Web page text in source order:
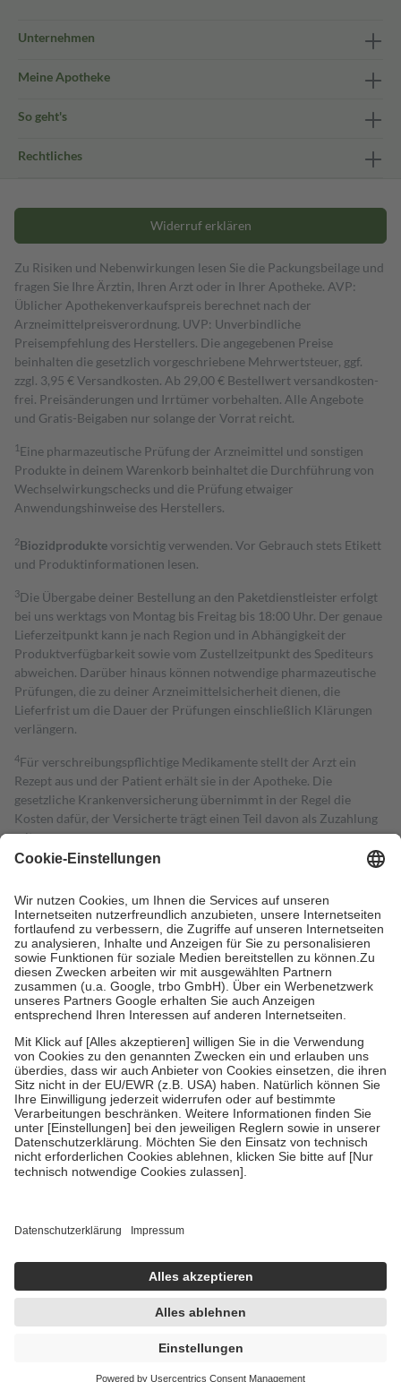
Unternehmen
Meine Apotheke
So geht's
Rechtliches
Widerruf erklären
Zu Risiken und Nebenwirkungen lesen Sie die Packungsbeilage und
fragen Sie Ihre Ärztin, Ihren Arzt oder in Ihrer Apotheke. AVP:
Üblicher Apothekenverkaufspreis berechnet nach der
Arzneimittelpreisverordnung. UVP: Unverbindliche
Preisempfehlung des Herstellers. Die angegebenen Preise
beinhalten die gesetzlich vorgeschriebene Mehrwertsteuer, ggf.
zzgl. 3,95 € Versandkosten. Ab 29,00 € Bestell­wert versand­kosten­
frei. Preisänderungen und Irrtümer vorbehalten. Alle Angebote
und Gratis-Beigaben nur solange der Vorrat reicht.
1 Eine pharmazeutische Prüfung der Arzneimittel und sonstigen
Produkte in deinem Warenkorb beinhaltet die Durchführung von
Wechselwirkungschecks und die Prüfung etwaiger
Anwendungshinweise des Herstellers.
2Biozidproduktevorsichtig verwenden. Vor Gebrauch stets Etikett
und Produktinformationen lesen.
3Die Übergabe deiner Bestellung an den Paketdienstleister erfolgt
bei uns werktags von Montag bis Freitag bis 18:00 Uhr. Der genaue
Lieferzeitpunkt kann je nach Region und in Abhängigkeit der
Produktverfügbarkeit sowie vom Zustellzeitpunkt des Spediteurs
abweichen. Darüber hinaus können notwendige pharmazeutische
Prüfungen, die zu deiner Arzneimittelsicherheit dienen, die
Lieferfrist um die Dauer der Prüfungen einschließlich Klärungen
verlängern.
4Für verschreibungspflichtige Medikamente stellt der Arzt ein
Rezept aus und der Patient erhält sie in der Apotheke. Die
gesetzliche Krankenversicherung übernimmt in der Regel die
Kosten dafür, der Versicherte trägt einen Teil davon als Zuzahlung
mit.
Grundsätzlich leisten Mitglieder Zuzahlungen in Höhe von zehn
höchstens zehn Euro.
Es sind jedoch nie mehr als die tatsächlichen
Kosten der Leistung zu entrichten.
Diese Regeln gelten grundsätzlich auch für Online-Apotheken.
Bei Heilmitteln und häuslicher Krankenpflege beträgt die
Zuzahlung zehn Prozent der Kosten sowie zehn Euro je
Verordnung.
Um das Engagement der Versicherten für ihre eigene Gesundheit zu
stärken und die besondere Stellung der Familie zu unterstützen,
fallenkeine Zuzahlungenan bei:
• Kindern und Jugendlichen bis zum vollendeten 18. Lebensjahr
mit Ausnahme der Fahrkosten
• Untersuchungen zur Vorsorge und Früherkennung, die von der
GKV getragen werden
• empfohlenen Schutzimpfungen
• Harn- und Blutteststreifen
getroffen, um sicherzustellen, dass es sich um echte Bewertungen
https://help.etrusted.com/hc/de/articles/4419944605341
Einige Bilder und Inhalte wurden unter Zuhilfenahme künstlicher